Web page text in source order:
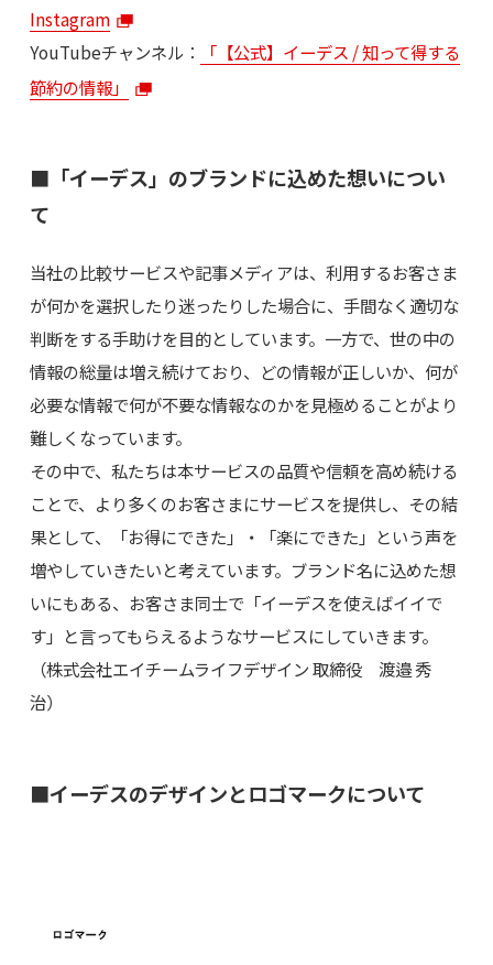
Instagram
YouTubeチャンネル：
「【公式】イーデス / 知って得する
節約の情報」
■「イーデス」のブランドに込めた想いについ
て
当社の比較サービスや記事メディアは、利用するお客さま
が何かを選択したり迷ったりした場合に、手間なく適切な
判断をする手助けを目的としています。一方で、世の中の
情報の総量は増え続けており、どの情報が正しいか、何が
必要な情報で何が不要な情報なのかを見極めることがより
難しくなっています。
その中で、私たちは本サービスの品質や信頼を高め続ける
ことで、より多くのお客さまにサービスを提供し、その結
果として、「お得にできた」・「楽にできた」という声を
増やしていきたいと考えています。ブランド名に込めた想
いにもある、お客さま同士で「イーデスを使えばイイで
す」と言ってもらえるようなサービスにしていきます。
（株式会社エイチームライフデザイン 取締役 渡邉 秀
治）
■イーデスのデザインとロゴマークについて